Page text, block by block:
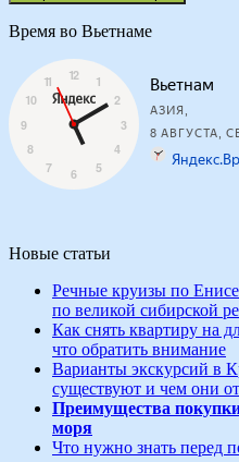
Время во Вьетнаме
Новые статьи
Речные круизы по
по великой сибирской
Как снять квартиру на
что обратить внимание
Варианты экскурсий в
существуют и чем они
Преимущества
моря
Что нужно знать перед